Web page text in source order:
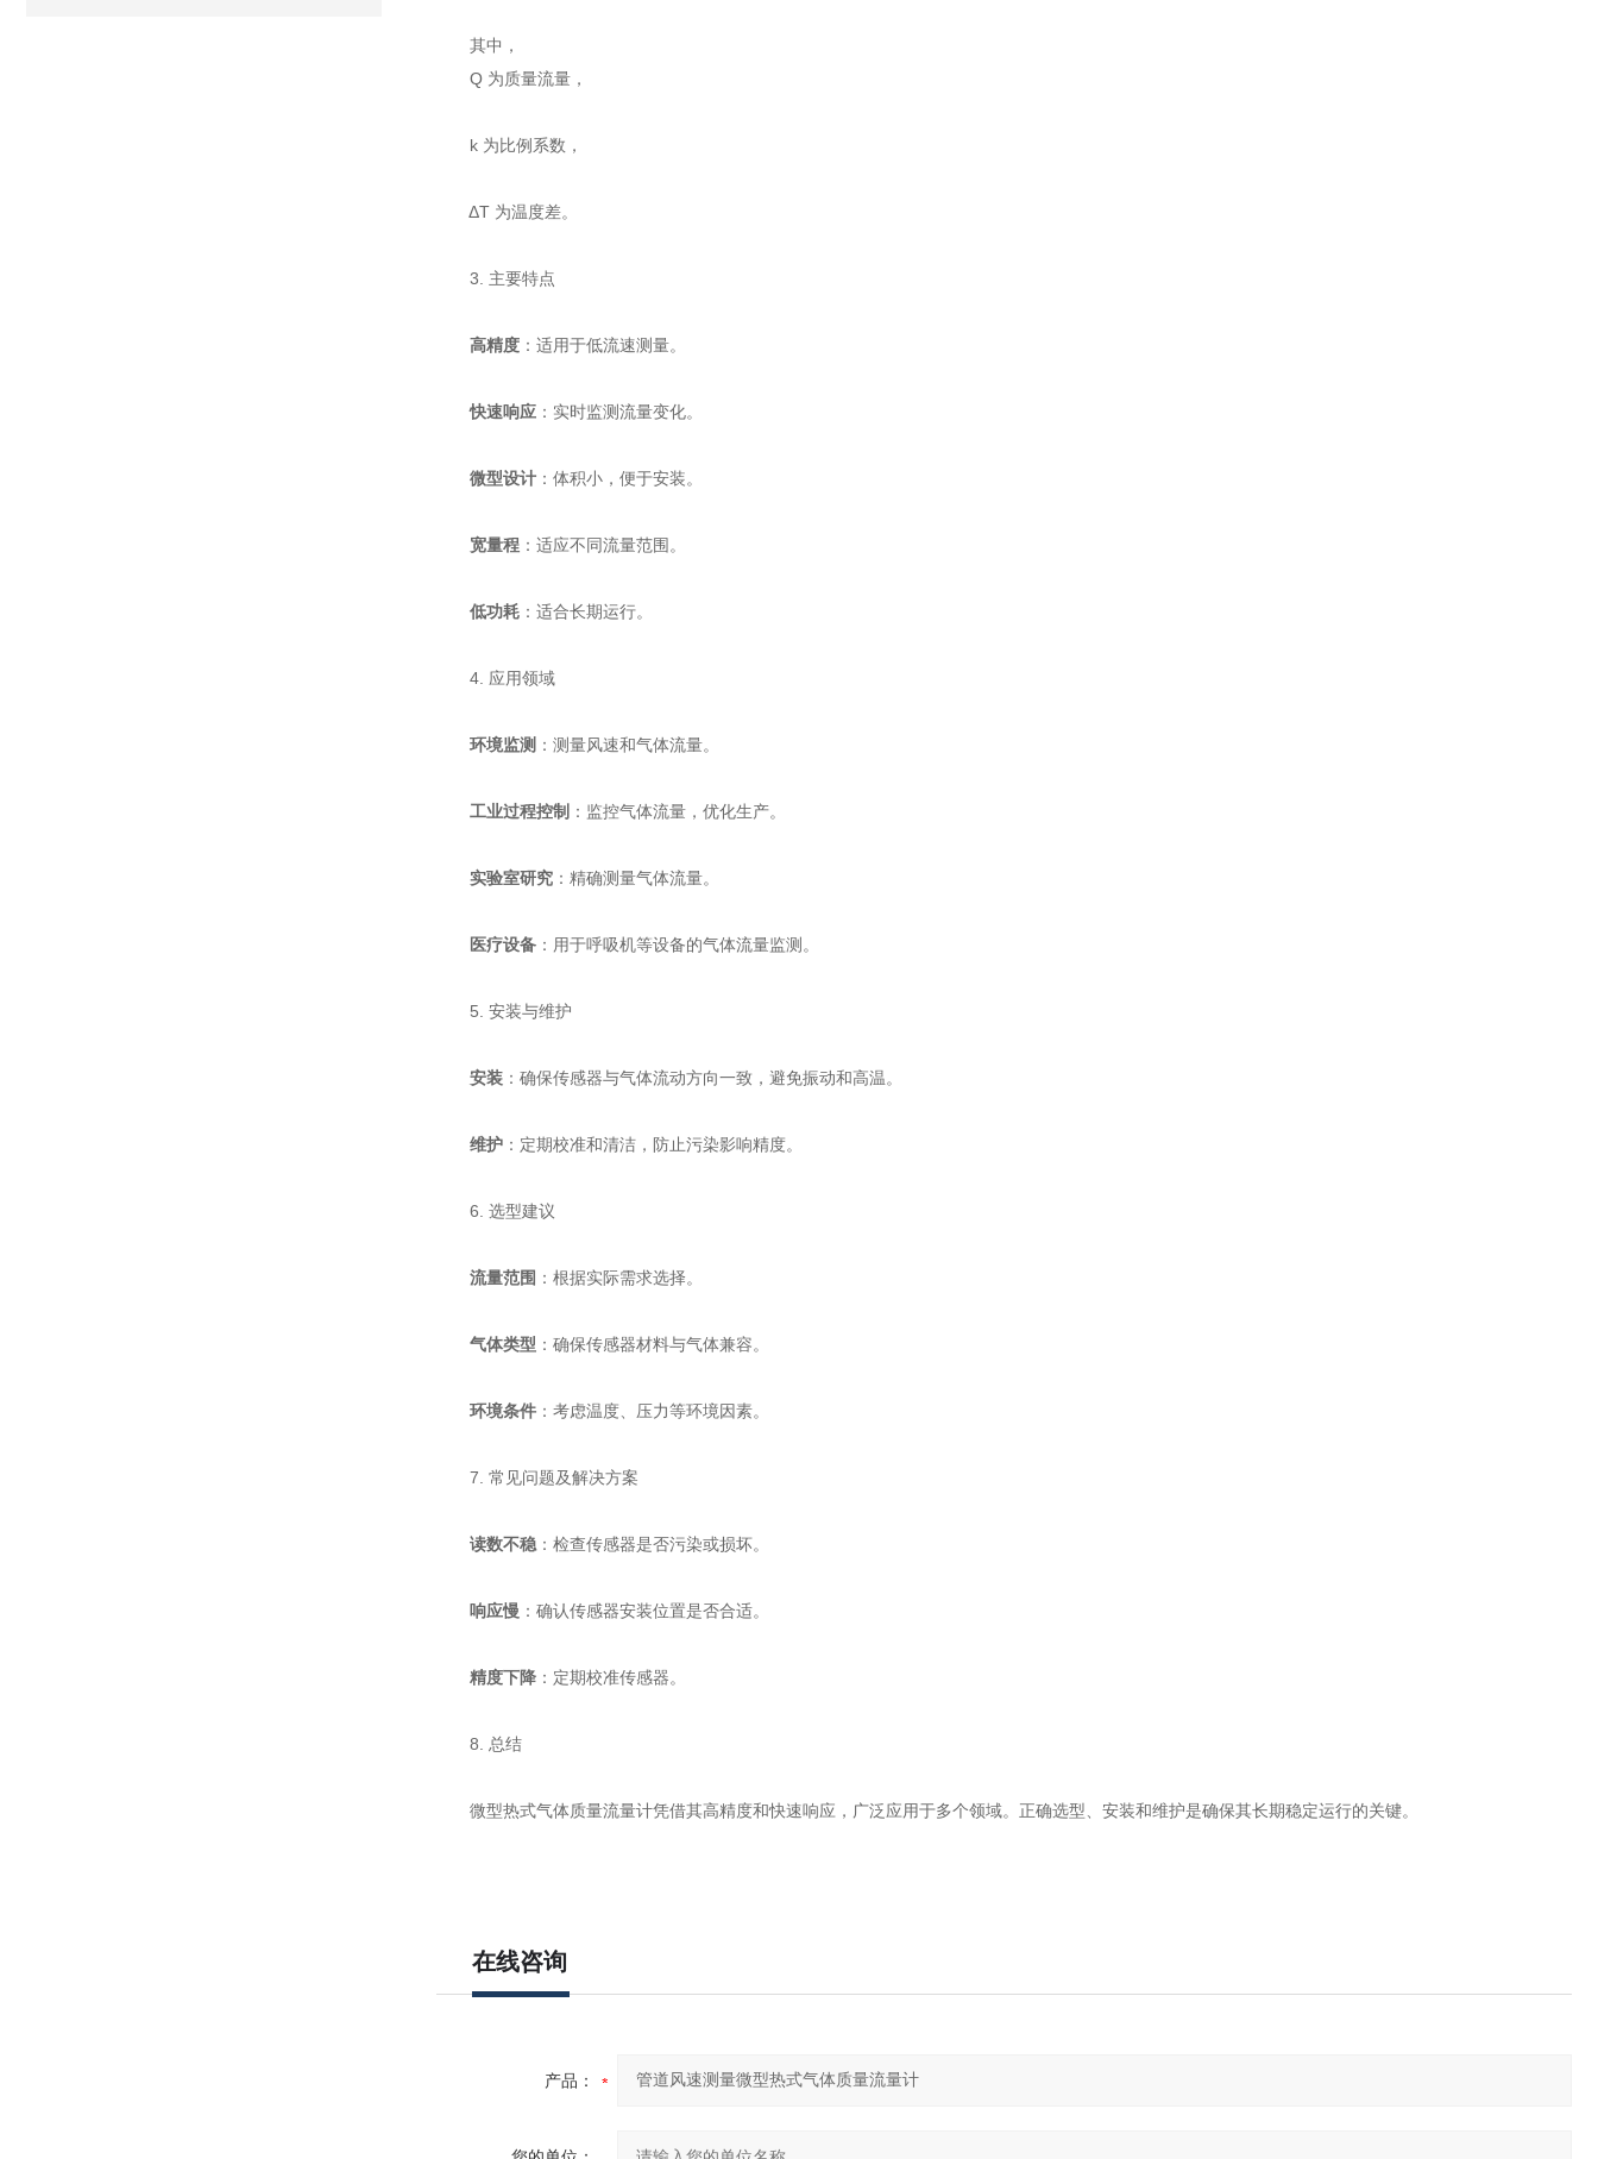
其中，
Q 为质量流量，
k 为比例系数，
ΔT 为温度差。
3. 主要特点
高精度：适用于低流速测量。
快速响应：实时监测流量变化。
微型设计：体积小，便于安装。
宽量程：适应不同流量范围。
低功耗：适合长期运行。
4. 应用领域
环境监测 ：测量风速和气体流量。
工业过程控制 ：监控气体流量，优化生产。
实验室研究：精确测量气体流量。
医疗设备：用于呼吸机等设备的气体流量监测。
5. 安装与维护
安装：确保传感器与气体流动方向一致，避免振动和高温。
维护：定期校准和清洁，防止污染影响精度。
6. 选型建议
流量范围 ：根据实际需求选择。
气体类型 ：确保传感器材料与气体兼容。
环境条件：考虑温度、压力等环境因素。
7. 常见问题及解决方案
读数不稳：检查传感器是否污染或损坏。
响应慢 ：确认传感器安装位置是否合适。
精度下降：定期校准传感器。
8. 总结
微型热式气体质量流量计凭借其高精度和快速响应，广泛应用于多个领域。正确选型、安装和维护是确保其长期稳定运行的关键。
在线咨询
产品：